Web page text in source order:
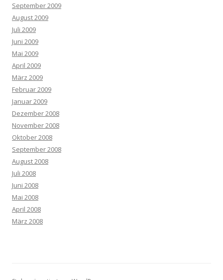
September 2009
August 2009
Juli 2009
Juni 2009
Mai 2009
April 2009
März 2009
Februar 2009
Januar 2009
Dezember 2008
November 2008
Oktober 2008
September 2008
August 2008
Juli 2008
Juni 2008
Mai 2008
April 2008
März 2008